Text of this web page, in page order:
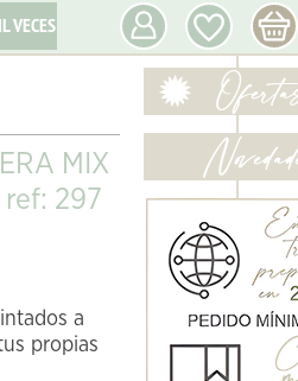
VECES
MIX
ref: 297
a
propias